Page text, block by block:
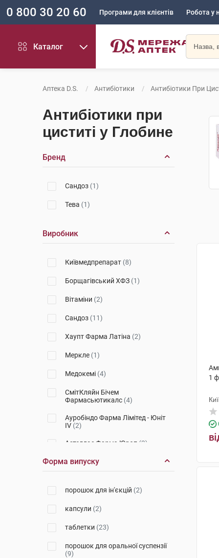
0 800 30 20 60 Програми для клієнтів Робота у
Каталог
Аптека D.S. Антибіотики Антибіотики При
Антибіотики при
циститі у Глобине
Бренд
Сандоз (1)
Тева (1)
Виробник
Київмедпрепарат (8)
Борщагівський ХФЗ (1)
Вітаміни (2)
Сандоз (11)
Хаупт Фарма Латіна (2)
Меркле (1)
Медокемі (4)
СмітКляйн Бічем
Фармасьютикалс (4)
Ауробіндо Фарма Лімітед - Юніт
ІV (2)
Астеллас Фарма Юроп (3)
Ауробіндо Фарма Лтд. Юніт VI
(1)
Лабораторія Бейлі-Креат
Д-р Редді'с Лабораторіс
Сан Фармасьютикал Індастріз
(1)
Евертоджен Лайф Саєнсиз(1)
Форма випуску
порошок для ін'єкцій (2)
капсули (2)
таблетки (23)
порошок для оральної суспензії
(9)
1